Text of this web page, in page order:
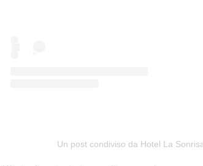
Un post condiviso da Hotel La